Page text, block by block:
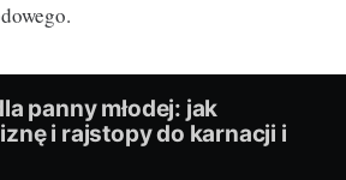
panny młodej: jak
i rajstopy do karnacji i